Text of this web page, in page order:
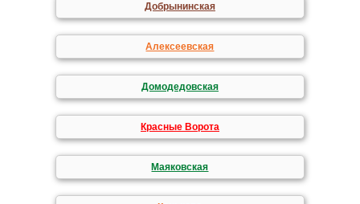
Добрынинская
Алексеевская
Домодедовская
Красные Ворота
Маяковская